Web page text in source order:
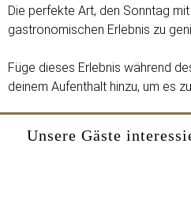
Die perfekte Art, den Sonntag
gastronomischen Erlebnis zu
Füge dieses Erlebnis während
deinem Aufenthalt hinzu, um es
Unsere Gäste